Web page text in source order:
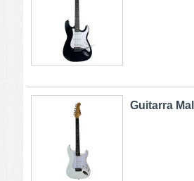
Guitarra